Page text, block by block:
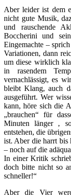
Aber leider ist dem
nicht gute Musik,
und rauschende
Boccherini und
Eingemachte –
Variationen, dann
um diese wirklich
in rasendem
vernachlässigt, es
bleibt Klang, auch
ausgeführt. Wer
kann, höre sich die
„brauchen“ für
Minuten länger ,
entstehen, die
ist. Aber die harrt bis
– noch auf die
In einer Kritik
doch bitte nicht so
schneller!“
Aber die Vier